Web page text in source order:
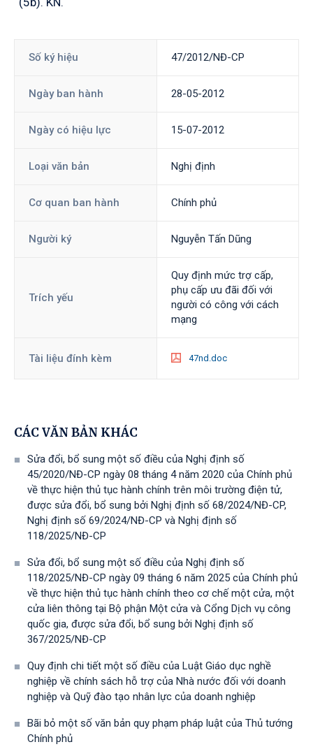
Số ký hiệu 47/2012/NĐ-CP
Ngày ban hành 28-05-2012
Ngày có hiệu lực 15-07-2012
Loại văn bản Nghị định
Cơ quan ban hành Chính phủ
Người ký Nguyễn Tấn Dũng
Trích yếu
Quy định mức trợ cấp,
phụ cấp ưu đãi đối với
người có công với cách
mạng
Tài liệu đính kèm 47nd.doc
CÁC VĂN BẢN KHÁC
Sửa đổi, bổ sung một số điều của Nghị định số
45/2020/NĐ-CP ngày 08 tháng 4 năm 2020 của Chính phủ
về thực hiện thủ tục hành chính trên môi trường điện tử,
được sửa đổi, bổ sung bởi Nghị định số 68/2024/NĐ-CP,
Nghị định số 69/2024/NĐ-CP và Nghị định số
118/2025/NĐ-СР
Sửa đổi, bổ sung một số điều của Nghị định số
118/2025/NĐ-CP ngày 09 tháng 6 năm 2025 của Chính phủ
về thực hiện thủ tục hành chính theo cơ chế một cửa, một
cửa liên thông tại Bộ phận Một cửa và Cổng Dịch vụ công
quốc gia, được sửa đổi, bổ sung bởi Nghị định số
367/2025/NĐ-СР
Quy định chi tiết một số điều của Luật Giáo dục nghề
nghiệp về chính sách hỗ trợ của Nhà nước đối với doanh
nghiệp và Quỹ đào tạo nhân lực của doanh nghiệp
Bãi bỏ một số văn bản quy phạm pháp luật của Thủ tướng
Chính phủ